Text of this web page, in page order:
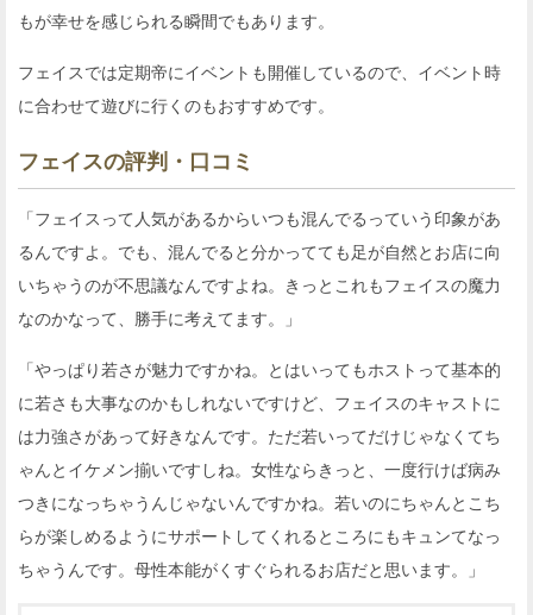
もが幸せを感じられる瞬間でもあります。
フェイスでは定期帝にイベントも開催しているので、イベント時
に合わせて遊びに行くのもおすすめです。
フェイスの評判・口コミ
「フェイスって人気があるからいつも混んでるっていう印象があ
るんですよ。でも、混んでると分かってても足が自然とお店に向
いちゃうのが不思議なんですよね。きっとこれもフェイスの魔力
なのかなって、勝手に考えてます。」
「やっぱり若さが魅力ですかね。とはいってもホストって基本的
に若さも大事なのかもしれないですけど、フェイスのキャストに
は力強さがあって好きなんです。ただ若いってだけじゃなくてち
ゃんとイケメン揃いですしね。女性ならきっと、一度行けば病み
つきになっちゃうんじゃないんですかね。若いのにちゃんとこち
らが楽しめるようにサポートしてくれるところにもキュンてなっ
ちゃうんです。母性本能がくすぐられるお店だと思います。」